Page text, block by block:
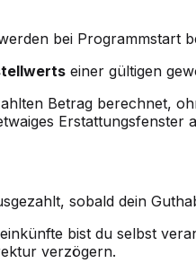
bei Programmstart
einer gültigen
Betrag berechnet,
Erstattungsfenster
sobald dein
bist du selbst
verzögern.